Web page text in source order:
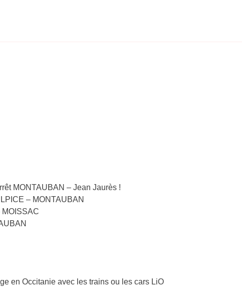
MONTAUBAN – Jean Jaurès !
– MONTAUBAN
en Occitanie avec les trains ou les cars LiO